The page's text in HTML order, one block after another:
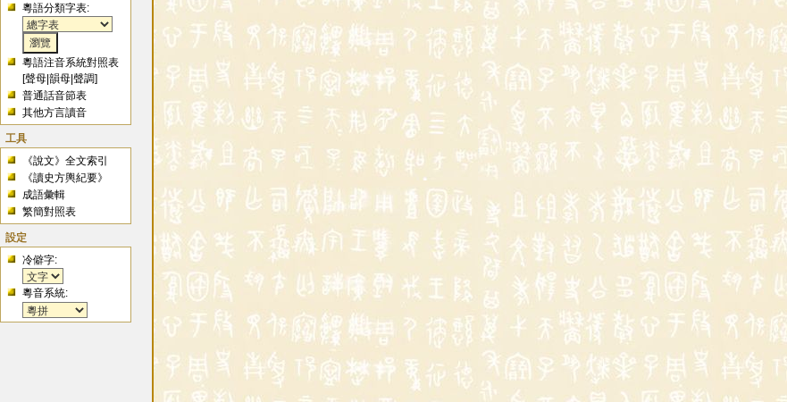
粵語分類字表:
粵語注音系統對照表
[聲母 |韻母 |聲調]
普通話音節表
其他方言讀音
工具
《說文》全文索引
《讀史方輿紀要》
成語彙輯
繁簡對照表
設定
冷僻字:
粵音系統: